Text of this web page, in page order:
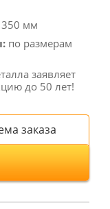
350 мм
по размерам
заявляет
до 50 лет!
заказа